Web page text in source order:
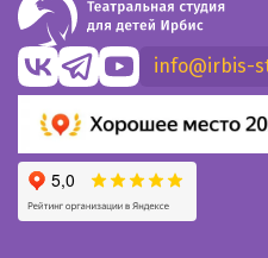
info@irbis-